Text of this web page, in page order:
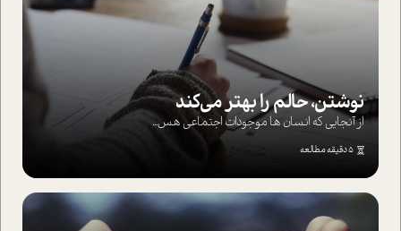
نوشتن، حالم را بهتر می‌کند
از آنجایی که انسان ها موجودات اجتماعی هس...
5 دقیقه مطالعه